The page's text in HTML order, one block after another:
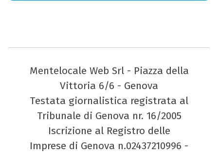
Mentelocale Web Srl - Piazza della
Vittoria 6/6 - Genova
Testata giornalistica registrata al
Tribunale di Genova nr. 16/2005
Iscrizione al Registro delle
Imprese di Genova n.02437210996 -